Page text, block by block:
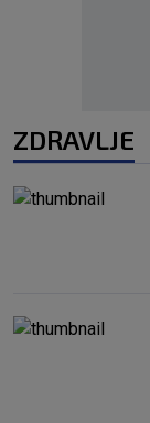
ZDRAVLJE